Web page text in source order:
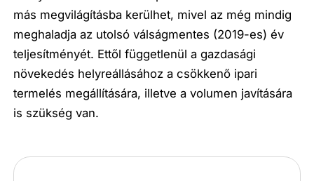
más megvilágításba kerülhet, mivel az még mindig
meghaladja az utolsó válságmentes (2019-es) év
teljesítményét. Ettől függetlenül a gazdasági
növekedés helyreállásához a csökkenő ipari
termelés megállítására, illetve a volumen javítására
is szükség van.